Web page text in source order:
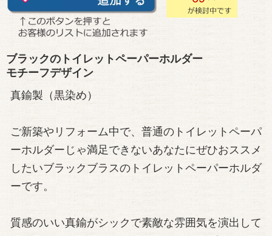
ブラックのトイレットペーパーホルダー
モチーフデザイン
真鍮製（黒染め）
ご新築やリフォーム中で、普通のトイレットペーパ
ーホルダーじゃ満足できないあなたにぜひおススメ
したいブラックブラスのトイレットペーパーホルダ
ーです。
質感のいい真鍮がシックで素敵な雰囲気を演出して